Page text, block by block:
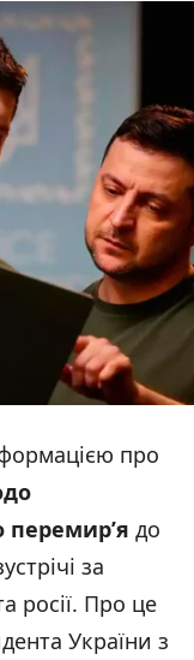
про
перемир’я до
за
росії. Про це
України з